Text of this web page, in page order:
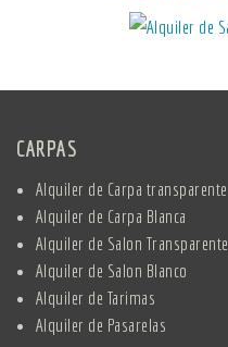
CARPAS
Alquiler de Carpa transparente
Alquiler de Carpa Blanca
Alquiler de Salon Transparente
Alquiler de Salon Blanco
Alquiler de Tarimas
Alquiler de Pasarelas